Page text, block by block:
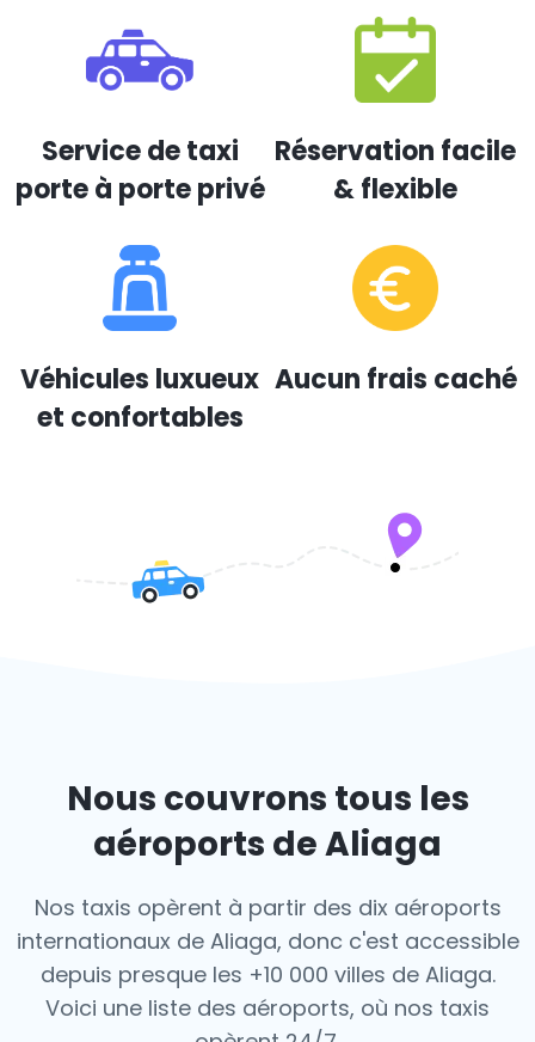
Service de taxi
porte à porte privé
Réservation facile
& flexible
Véhicules luxueux
et confortables
Aucun frais caché
Nous couvrons tous les
aéroports de Aliaga
Nos taxis opèrent à partir des dix aéroports
internationaux de Aliaga, donc c'est accessible
depuis presque les +10 000 villes de Aliaga.
Voici une liste des aéroports, où nos taxis